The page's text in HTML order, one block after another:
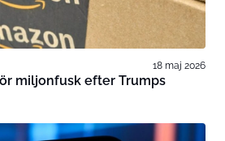
18 maj 2026
miljonfusk efter Trumps